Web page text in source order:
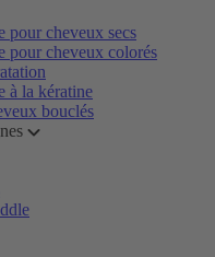
pour cheveux secs
pour cheveux colorés
à la kératine
bouclés